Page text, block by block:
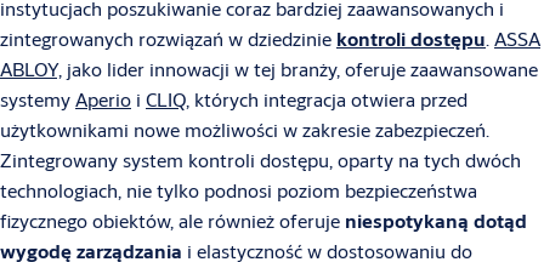
instytucjach poszukiwanie coraz bardziej zaawansowanych i
zintegrowanych rozwiązań w dziedzinie kontroli dostępu.ASSA
ABLOY, jako lider innowacji w tej branży, oferuje zaawansowane
systemyAperio i CLIQ, których integracja otwiera przed
użytkownikami nowe możliwości w zakresie zabezpieczeń.
Zintegrowany system kontroli dostępu, oparty na tych dwóch
technologiach, nie tylko podnosi poziom bezpieczeństwa
fizycznego obiektów, ale również oferuje niespotykaną dotąd
wygodę zarządzania i elastyczność w dostosowaniu do